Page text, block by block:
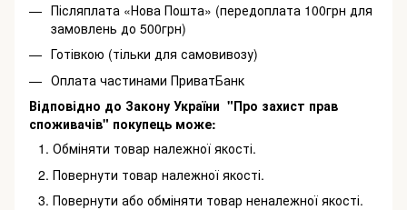
Післяплата «Нова Пошта» (передоплата 100грн для
замовлень до 500грн)
Готівкою (тільки для самовивозу)
Оплата частинами ПриватБанк
Відповідно до Закону України "Про захист прав
споживачів" покупець може:
Обміняти товар належної якості.
Повернути товар належної якості.
Повернути або обміняти товар неналежної якості.